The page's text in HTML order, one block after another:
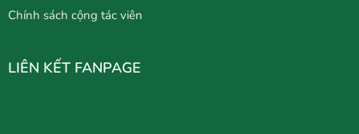
Chính sách cộng tác viên
LIÊN KẾT FANPAGE